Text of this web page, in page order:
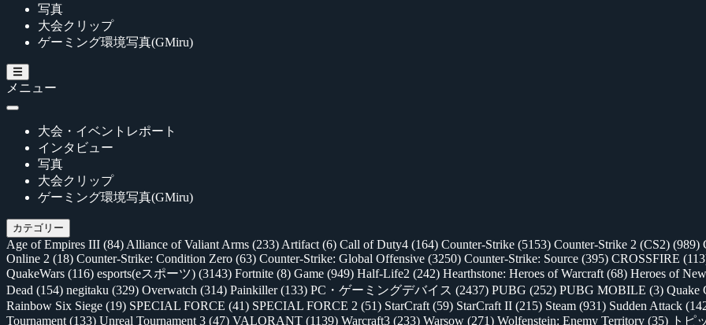
写真
大会クリップ
ゲーミング環境写真(GMiru)
メニュー
大会・イベントレポート
インタビュー
写真
大会クリップ
ゲーミング環境写真(GMiru)
カテゴリー
Age of Empires III (84) Alliance of Valiant Arms (233) Artifact (6) Call of Duty4 (164) Counter-Strike (5153) Counter-Strike 2 (CS2) (989)
Online 2 (18) Counter-Strike: Condition Zero (63) Counter-Strike: Global Offensive (3250) Counter-Strike: Source (395) CROSSFIRE
QuakeWars (116) esports(eスポーツ) (3143) Fortnite (8) Game (949) Half-Life2 (242) Hearthstone: Heroes of Warcraft (68) Heroes of
Dead (154) negitaku (329) Overwatch (314) Painkiller(133) PC・ゲーミングデバイス (2437) PUBG (252) PUBG MOBILE (3) Quake
Rainbow Six Siege (19) SPECIAL FORCE (41) SPECIAL FORCE 2 (51) StarCraft (59) StarCraft II (215) Steam (931) Sudden Attack
Tournament (133) Unreal Tournament 3 (47) VALORANT (1139) Warcraft3 (233) Warsow (271) Wolfenstein: Enemy Territory (35) トピ